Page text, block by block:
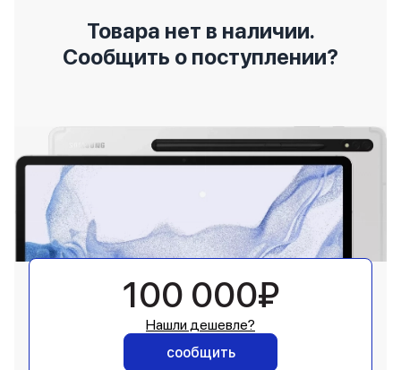
Товара нет в наличии.
Сообщить о поступлении?
100 000₽
Нашли дешевле?
сообщить